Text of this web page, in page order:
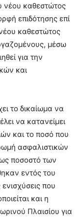
νέου καθεστώτος
επιδότησης επί
καθεστώτος
μέσω
για την
και
το δικαίωμα να
να κατανείμει
και το ποσό που
ασφαλιστικών
ποσοστό των
εντός του
που
και η
Πλαισίου για